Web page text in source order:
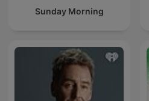
Sunday Morning